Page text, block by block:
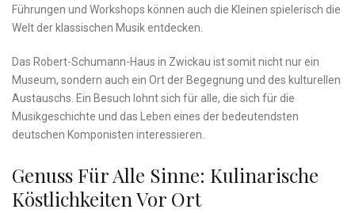
Führungen und ‍Workshops können auch die Kleinen spielerisch ‍die
Welt der klassischen Musik entdecken.
Das Robert-Schumann-Haus in Zwickau ist somit⁣ nicht nur ein
Museum, sondern auch ein Ort der Begegnung und ⁤des kulturellen⁣
Austauschs. Ein Besuch lohnt sich ‌für alle, die ⁤sich für die
Musikgeschichte⁣ und‌ das Leben eines der⁤ bedeutendsten
deutschen‍ Komponisten interessieren.
Genuss Für Alle Sinne: Kulinarische
⁢Köstlichkeiten Vor Ort